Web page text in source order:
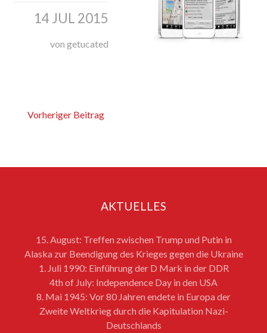
14 JUL 2015
von getucated
Vorheriger Beitrag
AKTUELLES
15. August: Treffen zwischen Trump und Putin in
Alaska zur Beendigung des Krieges gegen die Ukraine
1. Juli 1990: Einführung der D Mark in der DDR
4th of July: Independence Day in den USA
8. Mai 1945: Vor 80 Jahren endete in Europa der
Zweite Weltkrieg durch die Kapitulation Nazi-
Deutschlands